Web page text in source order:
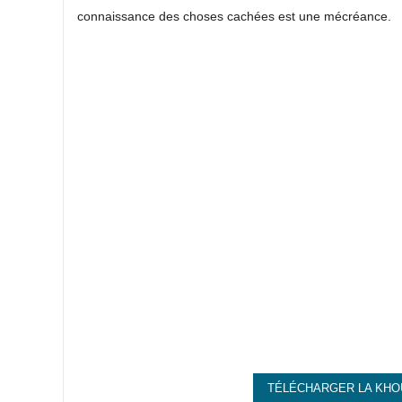
connaissance des choses cachées est une mécréance.
TÉLÉCHARGER LA